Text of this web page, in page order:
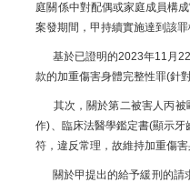
庭關係中對配偶或家庭成員構
案發期間，甲持續實施達到該
基於已證明的2023年11月22
款的加重傷害身體完整性罪(針
其次，關於第二被害人丙被
作)、臨床法醫學鑑定書(顯示牙
符，違反常理，故維持加重傷
關於甲提出的給予緩刑的請